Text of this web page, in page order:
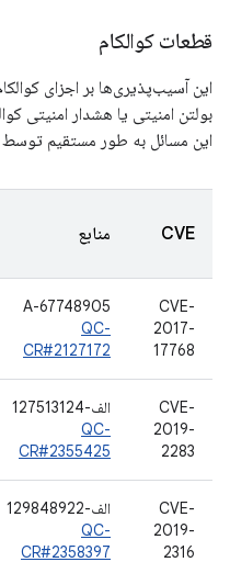
قطعات کوالکام
این آسیب‌پذیری‌ها بر اجزای
بولتن امنیتی یا هشدار امنیتی
این مسائل به طور مستقیم توسط
CVE منابع
CVE-
2017-
17768
A-67748905
QC-
CR#2127172
CVE-
2019-
2283
الف-127513124
QC-
CR#2355425
CVE-
2019-
2316
الف-129848922
QC-
CR#2358397